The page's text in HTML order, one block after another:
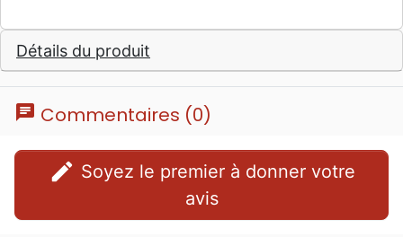
Détails du produit
chat Commentaires (0)
edit
avis